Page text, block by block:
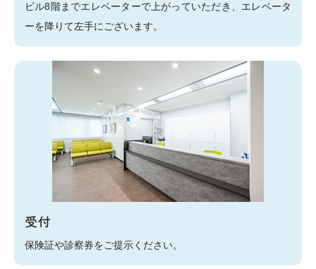
ビル8階までエレベーターで上がっていただき、エレベータ
ーを降りて左手にございます。
受付
保険証や診察券をご提示ください。